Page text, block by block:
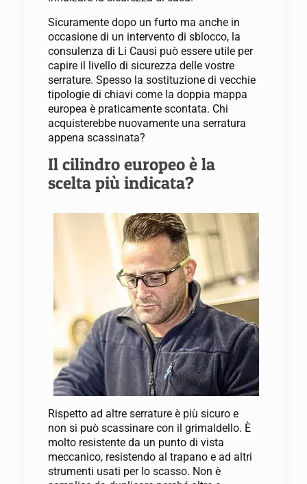
Sicuramente dopo un furto ma anche in
occasione di un intervento di sblocco, la
consulenza di Li Causi può essere utile per
capire il livello di sicurezza delle vostre
serrature. Spesso la sostituzione di vecchie
tipologie di chiavi come la doppia mappa
europea è praticamente scontata. Chi
acquisterebbe nuovamente una serratura
appena scassinata?
Il cilindro europeo è la
scelta più indicata?
Rispetto ad altre serrature è più sicuro e
non si può scassinare con il grimaldello. È
molto resistente da un punto di vista
meccanico, resistendo al trapano e ad altri
strumenti usati per lo scasso. Non è